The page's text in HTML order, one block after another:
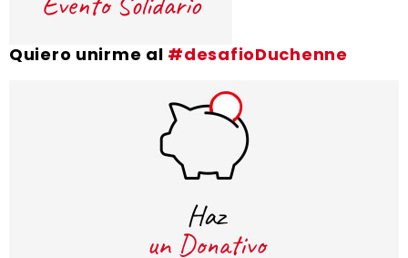
Quiero unirme al #desafioDuchenne